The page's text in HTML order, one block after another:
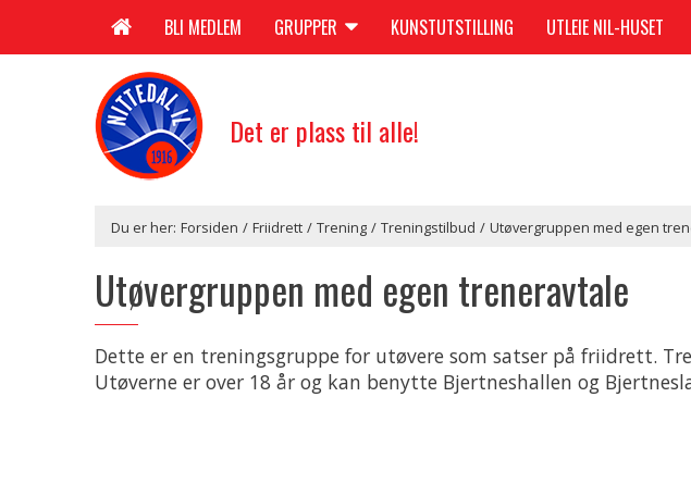
BLI MEDLEM GRUPPER KUNSTUTSTILLING UTLEIE NIL-HUSET
Det er plass til alle!
Du er her: Forsiden / Friidrett / Trening / Treningstilbud / Utøvergruppen med egen
Utøvergruppen med egen treneravtale
Dette er en treningsgruppe for utøvere som satser på friidrett.
Utøverne er over 18 år og kan benytte Bjertneshallen og